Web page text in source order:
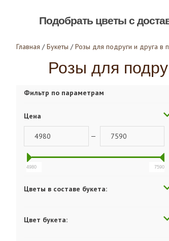
Подобрать цветы с
Главная / Букеты / Розы для подруги и друга в
Розы для
Фильтр по параметрам
Цена
—
4980 7590
Цветы в составе букета:
Цвет букета: